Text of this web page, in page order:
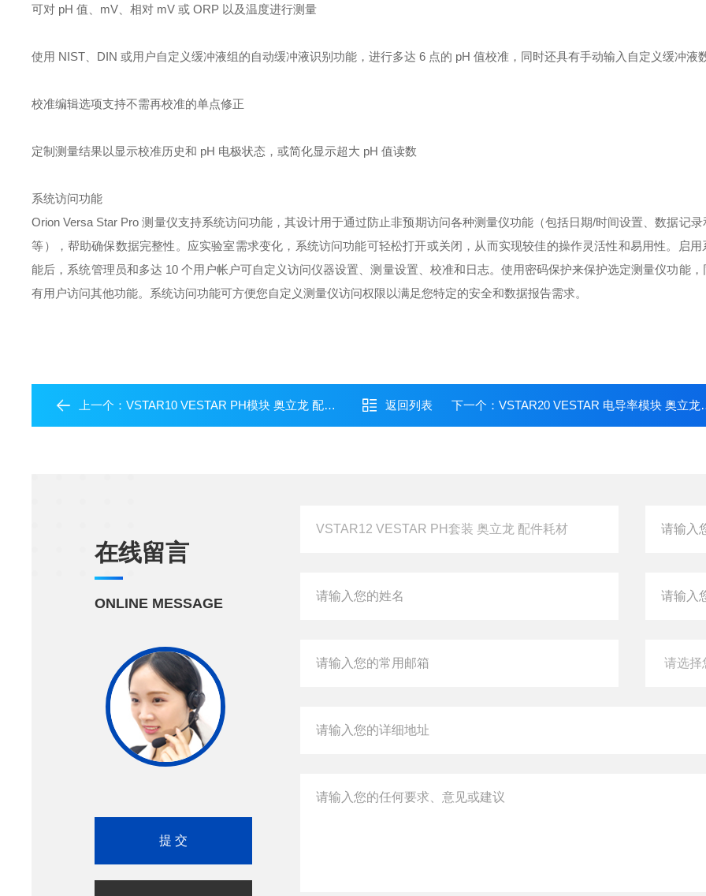
可对 pH 值、mV、相对 mV 或 ORP 以及温度进行测量
使用 NIST、DIN 或用户自定义缓冲液组的自动缓冲液识别功能，进行多达 6 点的 pH 值校准，同时还具有手动输入自定义缓冲液
校准编辑选项支持不需再校准的单点修正
定制测量结果以显示校准历史和 pH 电极状态，或简化显示超大 pH 值读数
系统访问功能
Orion Versa Star Pro 测量仪支持系统访问功能，其设计用于通过防止非预期访问各种测量仪功能（包括日期/时间设置、数据记
等），帮助确保数据完整性。应实验室需求变化，系统访问功能可轻松打开或关闭，从而实现较佳的操作灵活性和易用性。启用
能后，系统管理员和多达 10 个用户帐户可自定义访问仪器设置、测量设置、校准和日志。使用密码保护来保护选定测量仪功能，
有用户访问其他功能。系统访问功能可方便您自定义测量仪访问权限以满足您特定的安全和数据报告需求。
上一个：VSTAR10 VESTAR PH模块 奥立龙 配件耗材 返回列表 下一个： VSTAR20 VESTAR 电导率模块 奥立龙 耗材
在线留言
ONLINE MESSAGE